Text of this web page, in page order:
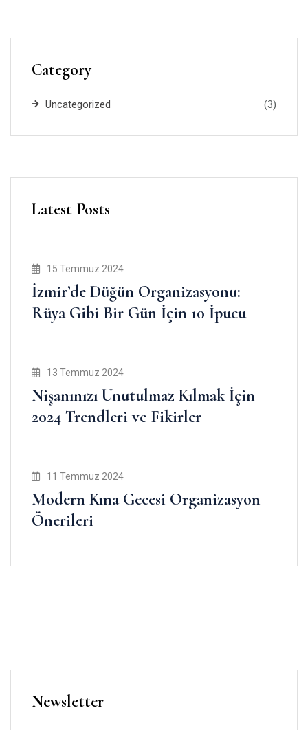
Category
Uncategorized (3)
Latest Posts
15 Temmuz 2024
İzmir’de Düğün Organizasyonu:
Rüya Gibi Bir Gün İçin 10 İpucu
13 Temmuz 2024
Nişanınızı Unutulmaz Kılmak İçin
2024 Trendleri ve Fikirler
11 Temmuz 2024
Modern Kına Gecesi Organizasyon
Önerileri
Newsletter